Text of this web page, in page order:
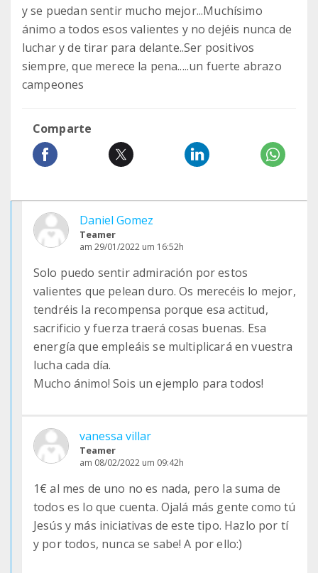
y se puedan sentir mucho mejor...Muchísimo
ánimo a todos esos valientes y no dejéis nunca de
luchar y de tirar para delante..Ser positivos
siempre, que merece la pena.....un fuerte abrazo
campeones
Comparte
Daniel Gomez
Teamer
am 29/01/2022 um 16:52h
Solo puedo sentir admiración por estos
valientes que pelean duro. Os merecéis lo mejor,
tendréis la recompensa porque esa actitud,
sacrificio y fuerza traerá cosas buenas. Esa
energía que empleáis se multiplicará en vuestra
lucha cada día.
Mucho ánimo! Sois un ejemplo para todos!
vanessa villar
Teamer
am 08/02/2022 um 09:42h
1€ al mes de uno no es nada, pero la suma de
todos es lo que cuenta. Ojalá más gente como tú
Jesús y más iniciativas de este tipo. Hazlo por tí
y por todos, nunca se sabe! A por ello:)